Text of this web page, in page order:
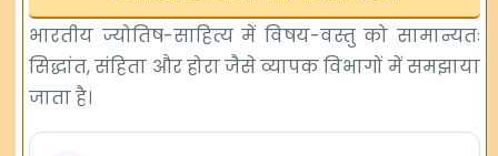
भारतीय ज्योतिष-साहित्य में विषय-वस्तु को सामान्यतः
सिद्धांत, संहिता और होरा जैसे व्यापक विभागों में समझाया
जाता है।